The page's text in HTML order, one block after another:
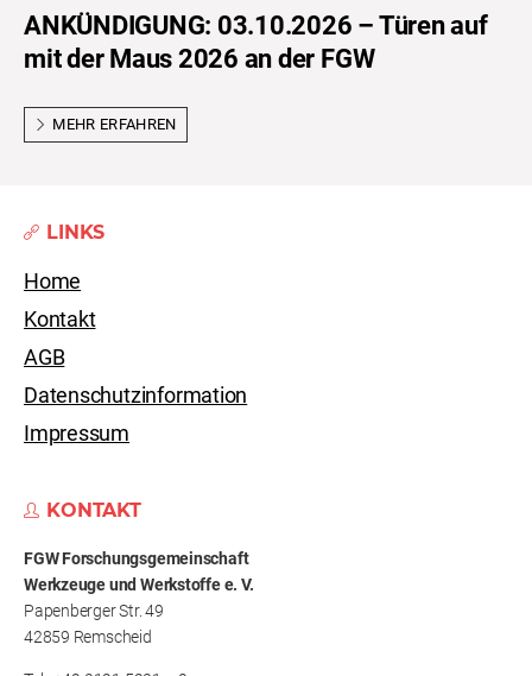
ANKÜNDIGUNG: 03.10.2026 – Türen auf
mit der Maus 2026 an der FGW
MEHR ERFAHREN
LINKS
Home
Kontakt
AGB
Datenschutzinformation
Impressum
KONTAKT
FGW Forschungs­gemeinschaft
Werkzeuge und Werkstoffe e. V.
Papenberger Str. 49
42859 Remscheid